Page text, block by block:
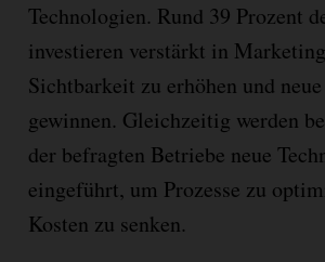
Technologien. Rund 39 Prozent
investieren verstärkt in
Sichtbarkeit zu erhöhen und
gewinnen. Gleichzeitig werden
der befragten Betriebe neue
eingeführt, um Prozesse zu
Kosten zu senken.